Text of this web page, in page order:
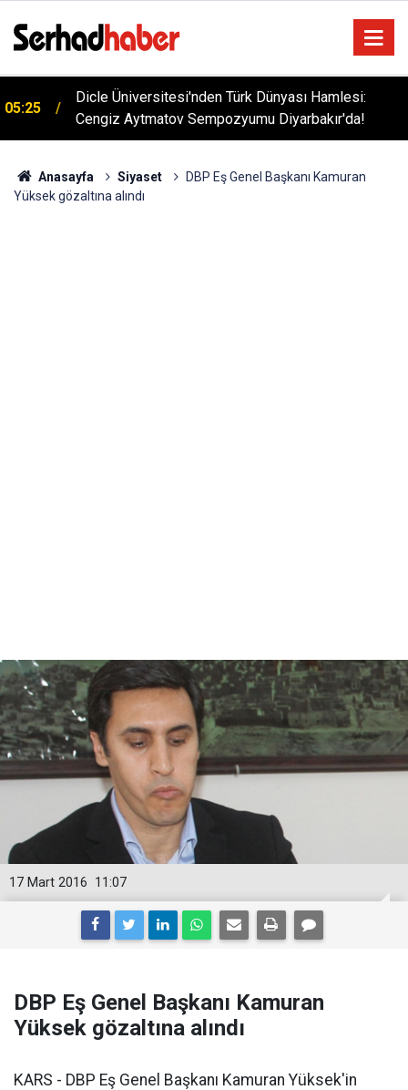
05:25
Dicle Üniversitesi'nden Türk Dünyası Hamlesi:
Cengiz Aytmatov Sempozyumu Diyarbakır'da!
Anasayfa Siyaset
DBP Eş Genel Başkanı Kamuran
Yüksek gözaltına alındı
11:07
17 Mart 2016
DBP Eş Genel Başkanı Kamuran
Yüksek gözaltına alındı
KARS - DBP Eş Genel Başkanı Kamuran Yüksek'in